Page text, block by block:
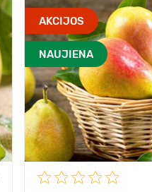
AKCIJOS
NAUJIENA